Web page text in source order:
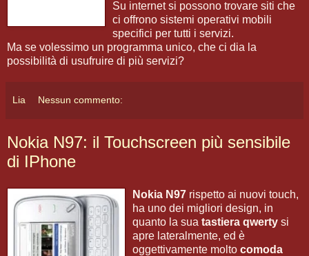
Su internet si possono trovare siti che
ci offrono sistemi operativi mobili
specifici per tutti i servizi.
Ma se volessimo un programma unico, che ci dia la
possibilità di usufruire di più servizi?
Lia Nessun commento:
Nokia N97: il Touchscreen più sensibile
di IPhone
Nokia N97 rispetto ai nuovi touch,
ha uno dei migliori design, in
quanto la sua tastiera qwerty si
apre lateralmente, ed è
oggettivamente molto comoda